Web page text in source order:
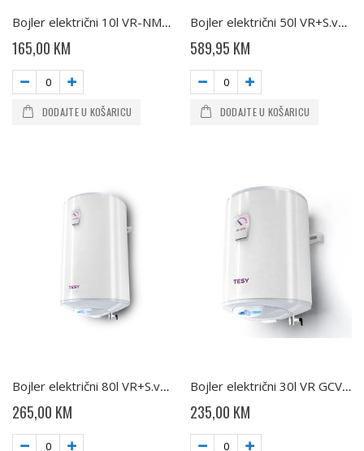
Bojler električni 10l VR-NM GCU1015L52 RC TESY
165,00 KM
DODAJTE U KOŠARICU
Bojler električni 50l VR+S.ventil Bellislimo Lite TESY
589,95 KM
DODAJTE U KOŠARICU
Bojler električni 80l VR+S.ventil GCV804420 B11 TESY
265,00 KM
Bojler električni 30l VR GCV 303512 B11 Slim TESY
235,00 KM